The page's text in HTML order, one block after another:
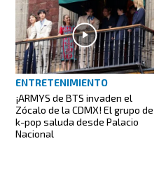
ENTRETENIMIENTO
¡ARMYS de BTS invaden el
Zócalo de la CDMX! El grupo de
k-pop saluda desde Palacio
Nacional